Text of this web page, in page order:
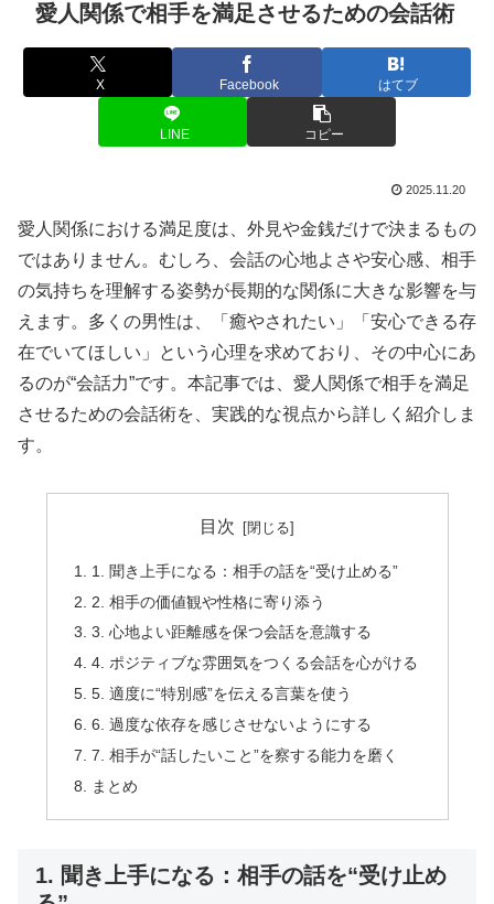
愛人関係で相手を満足させるための会話術
X Facebook はてブ
LINE コピー
2025.11.20
愛人関係における満足度は、外見や金銭だけで決まるもの
ではありません。むしろ、会話の心地よさや安心感、相手
の気持ちを理解する姿勢が長期的な関係に大きな影響を与
えます。多くの男性は、「癒やされたい」「安心できる存
在でいてほしい」という心理を求めており、その中心にあ
るのが“会話力”です。本記事では、愛人関係で相手を満足
させるための会話術を、実践的な視点から詳しく紹介しま
す。
目次
1. 聞き上手になる：相手の話を“受け止める”
2. 相手の価値観や性格に寄り添う
3. 心地よい距離感を保つ会話を意識する
4. ポジティブな雰囲気をつくる会話を心がける
5. 適度に“特別感”を伝える言葉を使う
6. 過度な依存を感じさせないようにする
7. 相手が“話したいこと”を察する能力を磨く
まとめ
1. 聞き上手になる：相手の話を“受け止め